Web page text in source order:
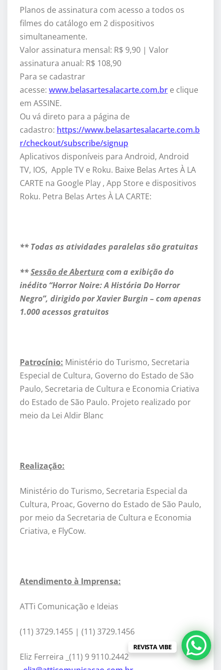
Planos de assinatura com acesso a todos os
filmes do catálogo em 2 dispositivos
simultaneamente.
Valor assinatura mensal: R$ 9,90 | Valor
assinatura anual: R$ 108,90
Para se cadastrar
acesse: www.belasartesalacarte.com.br e clique
em ASSINE.
Ou vá direto para a página de
cadastro: https://www.belasartesalacarte.com.b
r/checkout/subscribe/signup
Aplicativos disponíveis para Android, Android
TV, IOS, Apple TV e Roku. Baixe Belas Artes À LA
CARTE na Google Play , App Store e dispositivos
Roku. Petra Belas Artes À LA CARTE:
** Todas as atividades paralelas são gratuitas
**Sessão de Abertura com a exibição do
inédito “Horror Noire: A História Do Horror
Negro”, dirigido por Xavier Burgin – com apenas
1.000 acessos gratuitos
Patrocínio: Ministério do Turismo, Secretaria
Especial de Cultura, Governo do Estado de São
Paulo, Secretaria de Cultura e Economia Criativa
do Estado de São Paulo. Projeto realizado por
meio da Lei Aldir Blanc
Realização:
Ministério do Turismo, Secretaria Especial da
Cultura, Proac, Governo do Estado de São Paulo,
por meio da Secretaria de Cultura e Economia
Criativa, e FlyCow.
Atendimento à Imprensa:
ATTi Comunicação e Ideias
(11) 3729.1455 | (11) 3729.1456
Eliz Ferreira _(11) 9 9110.2442
REVISTA VIBE